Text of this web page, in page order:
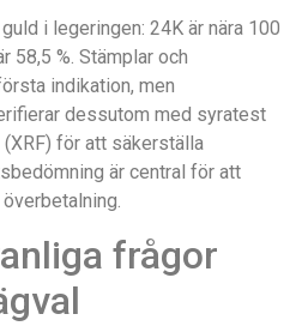
i legeringen: 24K är nära 100
58,5 %. Stämplar och
indikation, men
dessutom med syratest
för att säkerställa
är central för att
frågor